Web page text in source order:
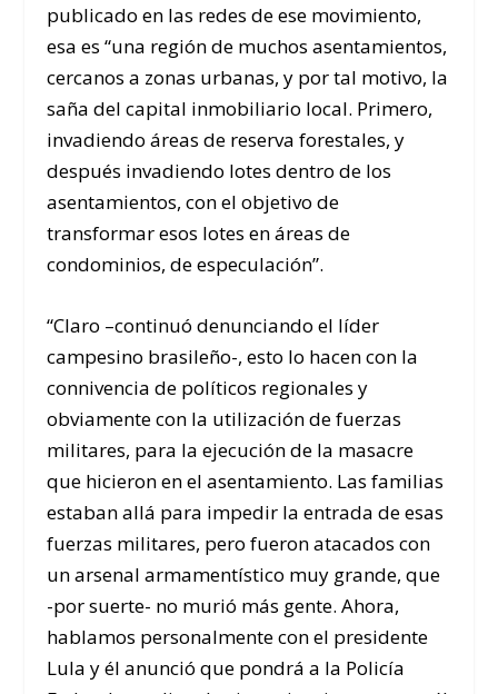
publicado en las redes de ese movimiento,
esa es “una región de muchos asentamientos,
cercanos a zonas urbanas, y por tal motivo, la
saña del capital inmobiliario local. Primero,
invadiendo áreas de reserva forestales, y
después invadiendo lotes dentro de los
asentamientos, con el objetivo de
transformar esos lotes en áreas de
condominios, de especulación”.
“Claro –continuó denunciando el líder
campesino brasileño-, esto lo hacen con la
connivencia de políticos regionales y
obviamente con la utilización de fuerzas
militares, para la ejecución de la masacre
que hicieron en el asentamiento. Las familias
estaban allá para impedir la entrada de esas
fuerzas militares, pero fueron atacados con
un arsenal armamentístico muy grande, que
-por suerte- no murió más gente. Ahora,
hablamos personalmente con el presidente
Lula y él anunció que pondrá a la Policía